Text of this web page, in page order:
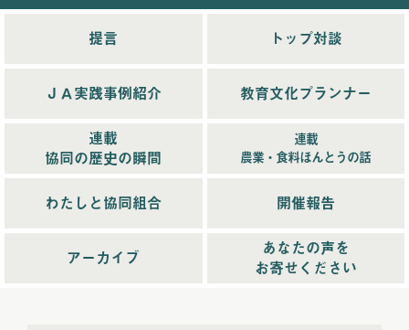
2025年11月配信(6)
2025年12月配信
2025年1月配信(6)
2025年3月配信(4)
2025年5月配信(6)
2025年10月配信
提言 トップ対談
ＪＡ実践事例紹介 教育文化プランナー
連載
協同の歴史の瞬間
連載
農業・食料ほんとうの話
わたしと協同組合 開催報告
アーカイブ
あなたの声を
お寄せください